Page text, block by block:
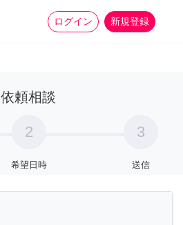
ログイン 新規登録
家事 more_horiz
依頼相談
2
希望日時
3
送信